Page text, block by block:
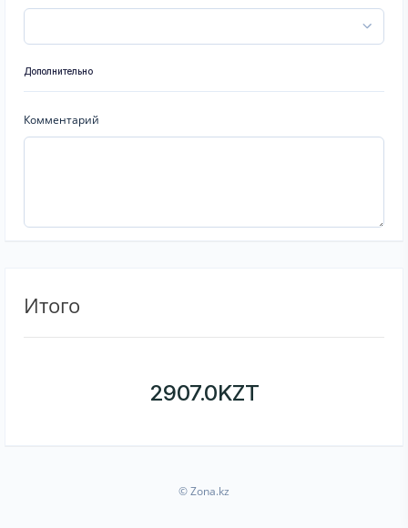
Дополнительно
Комментарий
Итого
2907.0KZT
© Zona.kz